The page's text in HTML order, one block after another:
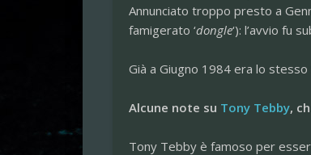
Annunciato troppo presto a
famigerato ‘dongle‘): l’avvio fu
Già a Giugno 1984 era lo stesso
Alcune note su Tony Tebby,
Tony Tebby è famoso per